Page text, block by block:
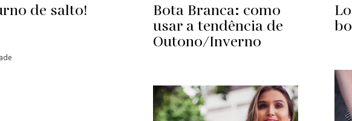
de salto! Bota Branca: como
usar a tendência de
Outono/Inverno